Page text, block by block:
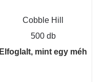
Cobble Hill
500 db
Elfoglalt, mint egy méh